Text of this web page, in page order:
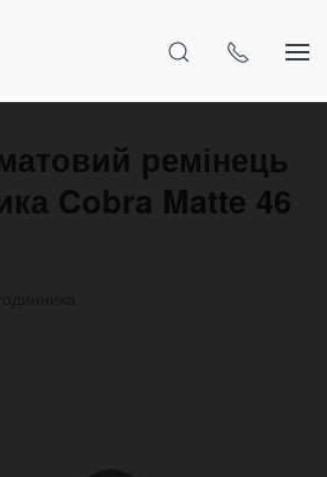
ремінець
Cobra Matte 46